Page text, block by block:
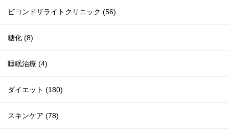
ビヨンドザライトクリニック (56)
糖化 (8)
睡眠治療 (4)
ダイエット (180)
スキンケア (78)